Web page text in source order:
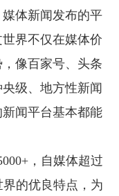
体新闻发布的平
界不仅在媒体价
像百家号、头条
级、地方性新闻
闻平台基本都能
，自媒体超过
界的优良特点，为